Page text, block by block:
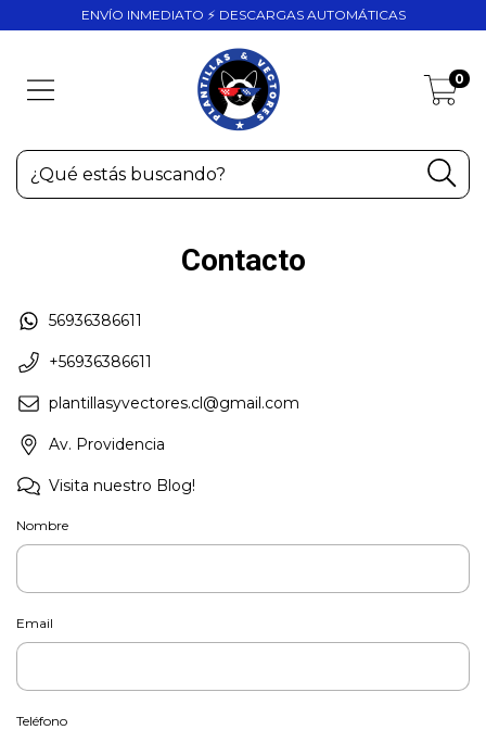
ENVÍO INMEDIATO ⚡ DESCARGAS AUTOMÁTICAS
0
Contacto
56936386611
+56936386611
plantillasyvectores.cl@gmail.com
Av. Providencia
Visita nuestro Blog!
Nombre
Email
Teléfono